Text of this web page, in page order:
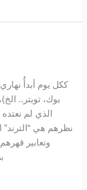
ككل يوم أبدأُ
بوك، تويتر..
الذي لم
نظرهم هي “الترند”
وتعابير